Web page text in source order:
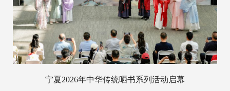
宁夏2026年中华传统晒书系列活动启幕